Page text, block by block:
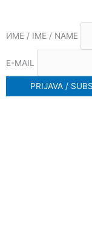
ИМЕ / IME / NAME
E-MAIL